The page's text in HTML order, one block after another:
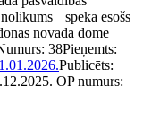
spēkā esošs
novada dome
38Pieņemts:
Publicēts:
OP numurs: